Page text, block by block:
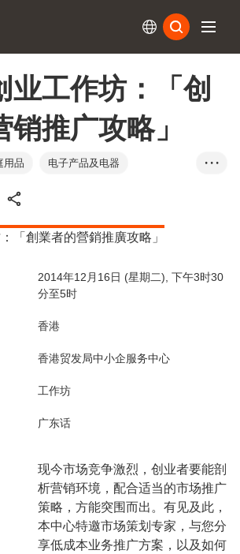
业工作坊：「创
推广攻略」
用品
电子产品及电器
• • •
2014年12月16日 (星期二), 下午3时30
分至5时
香港
香港贸发局中小企服务中心
工作坊
广东话
现今市场竞争激烈，创业者要能剖
析营销环境，配合适当的市场推广
策略，方能突围而出。有见及此，
本中心特邀市场策划专家，与您分
享低成本业务推广方案，以及如何